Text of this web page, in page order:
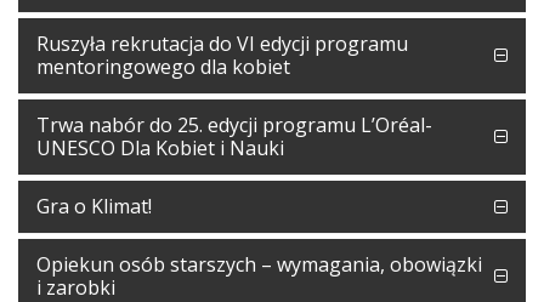
Ruszyła rekrutacja do VI edycji programu
mentoringowego dla kobiet
Trwa nabór do 25. edycji programu L’Oréal-
UNESCO Dla Kobiet i Nauki
Gra o Klimat!
Opiekun osób starszych – wymagania, obowiązki
i zarobki